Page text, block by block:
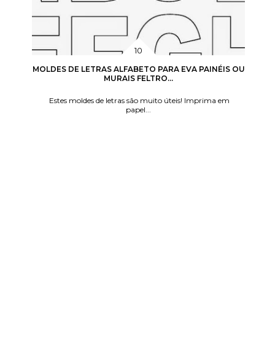
MOLDES DE LETRAS ALFABETO PARA EVA PAINÉIS OU
MURAIS FELTRO...
Estes moldes de letras são muito úteis! Imprima em
papel...